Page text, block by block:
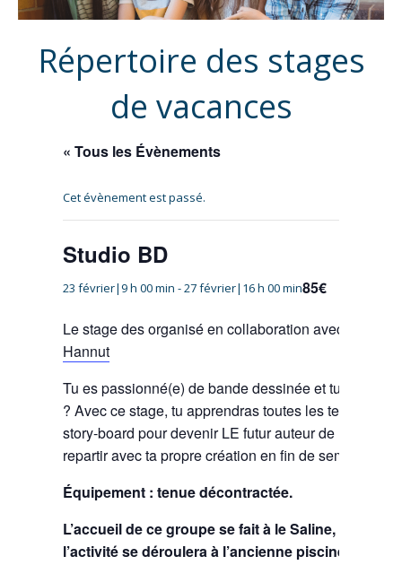
Répertoire des stages
de vacances
« Tous les Évènements
Cet évènement est passé.
Studio BD
23 février|9 h 00 min -27 février|16 h 00 min85€
Le stage des organisé en collaboration avec
Hannut
Tu es passionné(e) de bande dessinée et tu
? Avec ce stage, tu apprendras toutes les
story-board pour devenir LE futur auteur de BD ! Et
repartir avec ta propre création en fin de semaine.
Équipement : tenue décontractée.
L’accueil de ce groupe se fait à le Saline, route de
l’activité se déroulera à l’ancienne piscine.